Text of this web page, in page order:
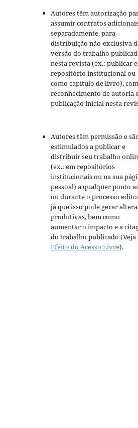
Autores têm autorização
assumir contratos
separadamente, para
distribuição não-exclusiva
versão do trabalho
nesta revista (ex.: publicar
repositório institucional ou
como capítulo de livro), com
reconhecimento de autoria
publicação inicial nesta
Autores têm permissão e
estimulados a publicar e
distribuir seu trabalho
(ex.: em repositórios
institucionais ou na sua
pessoal) a qualquer ponto
ou durante o processo
já que isso pode gerar
produtivas, bem como
aumentar o impacto e a
do trabalho publicado (Veja
Efeito do Acesso Livre).